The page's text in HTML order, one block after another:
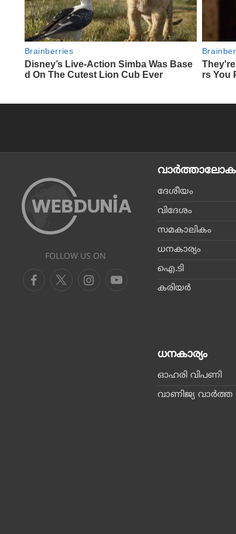
FOLLOW US ON
ദേശീയം
വിദേശം
സമകാലികം
ധനകാര്യം
ഐ.ടി
കരിയര്‍
ധനകാര്യം
ഓഹരി വിപണി
വാണിജ്യ വാര്‍ത്ത